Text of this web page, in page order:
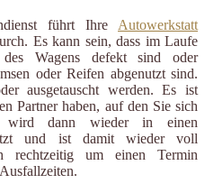
führt Ihre Autowerkstatt
Es kann sein, dass im Laufe
Wagens defekt sind oder
oder Reifen abgenutzt sind.
ausgetauscht werden. Es ist
Partner haben, auf den Sie sich
wird dann wieder in einen
und ist damit wieder voll
rechtzeitig um einen Termin